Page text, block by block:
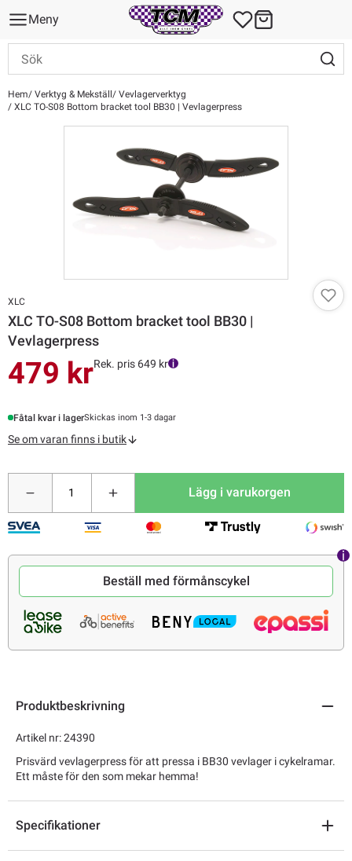
Meny
Hem Verktyg & Mekställ
Vevlagerverktyg
XLC TO-S08 Bottom bracket tool BB30 | Vevlagerpress
XLC
XLC TO-S08 Bottom bracket tool BB30 |
Vevlagerpress
479 krRek. pris 649 kr
Fåtal kvar i lagerSkickas inom 1-3 dagar
Se om varan finns i butik
Lägg i varukorgen
Beställ med förmånscykel
Produktbeskrivning
Artikel nr: 24390
Prisvärd vevlagerpress för att pressa i BB30 vevlager i cykelramar.
Ett måste för den som mekar hemma!
Specifikationer